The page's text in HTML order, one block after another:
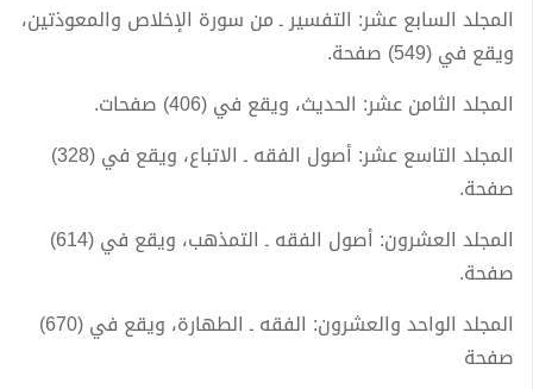
المجلد السابع عشر: التفسير ـ من سورة الإخلاص والمعوذتين،
ويقع في (549) صفحة.
المجلد الثامن عشر: الحديث، ويقع في (406) صفحات.
المجلد التاسع عشر: أصول الفقه ـ الاتباع، ويقع في (328)
صفحة.
المجلد العشرون: أصول الفقه ـ التمذهب، ويقع في (614)
صفحة.
المجلد الواحد والعشرون: الفقه ـ الطهارة، ويقع في (670)
صفحة